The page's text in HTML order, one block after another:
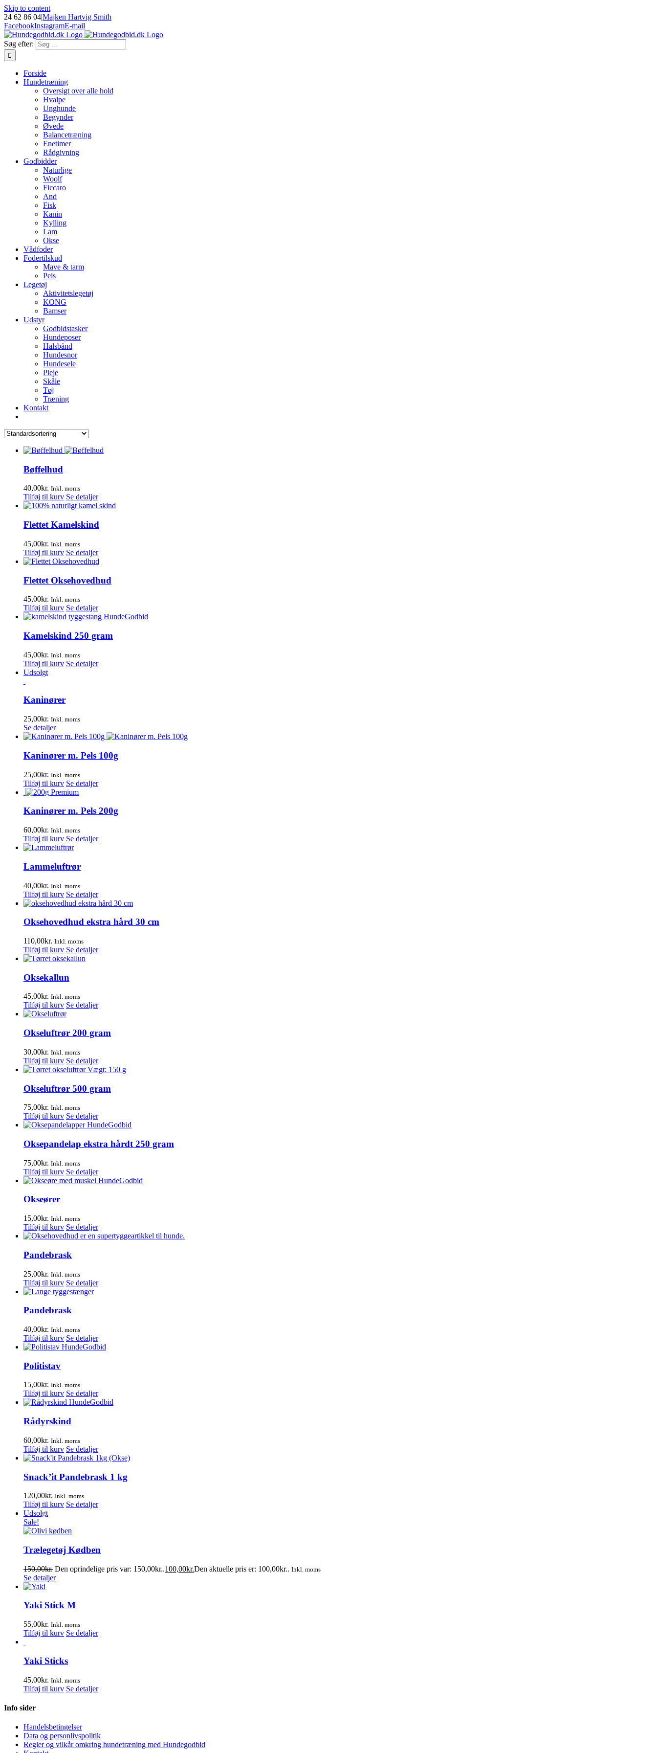
Skip to content
24 62 86 04|Majken Hartvig Smith
FacebookInstagramE-mail
Søg efter:
Forside
Hundetræning
Oversigt over alle hold
Hvalpe
Unghunde
Begynder
Øvede
Balancetræning
Enetimer
Rådgivning
Godbidder
Naturlige
Woolf
Ficcaro
And
Fisk
Kanin
Kylling
Lam
Okse
Vådfoder
Fodertilskud
Mave & tarm
Pels
Legetøj
Aktivitetslegetøj
KONG
Bamser
Udstyr
Godbidstasker
Hundeposer
Halsbånd
Hundesnor
Hundesele
Pleje
Skåle
Tøj
Træning
Kontakt
Bøffelhud
40,00kr. Inkl. moms
Tilføj til kurv Se detaljer
Flettet Kamelskind
45,00kr. Inkl. moms
Tilføj til kurv Se detaljer
Flettet Oksehovedhud
45,00kr. Inkl. moms
Tilføj til kurv Se detaljer
Kamelskind 250 gram
45,00kr. Inkl. moms
Tilføj til kurv Se detaljer
Udsolgt
Kaninører
25,00kr. Inkl. moms
Se detaljer
Kaninører m. Pels 100g
25,00kr. Inkl. moms
Tilføj til kurv Se detaljer
Kaninører m. Pels 200g
60,00kr. Inkl. moms
Tilføj til kurv Se detaljer
Lammeluftrør
40,00kr. Inkl. moms
Tilføj til kurv Se detaljer
Oksehovedhud ekstra hård 30 cm
110,00kr. Inkl. moms
Tilføj til kurv Se detaljer
Oksekallun
45,00kr. Inkl. moms
Tilføj til kurv Se detaljer
Okseluftrør 200 gram
30,00kr. Inkl. moms
Tilføj til kurv Se detaljer
Okseluftrør 500 gram
75,00kr. Inkl. moms
Tilføj til kurv Se detaljer
Oksepandelap ekstra hårdt 250 gram
75,00kr. Inkl. moms
Tilføj til kurv Se detaljer
Okseører
15,00kr. Inkl. moms
Tilføj til kurv Se detaljer
Pandebrask
25,00kr. Inkl. moms
Tilføj til kurv Se detaljer
Pandebrask
40,00kr. Inkl. moms
Tilføj til kurv Se detaljer
Politistav
15,00kr. Inkl. moms
Tilføj til kurv Se detaljer
Rådyrskind
60,00kr. Inkl. moms
Tilføj til kurv Se detaljer
Snack’it Pandebrask 1 kg
120,00kr. Inkl. moms
Tilføj til kurv Se detaljer
Udsolgt
Sale!
Trælegetøj Kødben
150,00kr. Den oprindelige pris var: 150,00kr..100,00kr.Den aktuelle pris er: 100,00kr.. Inkl. moms
Se detaljer
Yaki Stick M
55,00kr. Inkl. moms
Tilføj til kurv Se detaljer
Yaki Sticks
45,00kr. Inkl. moms
Tilføj til kurv Se detaljer
Info sider
Handelsbetingelser
Data og personlivspolitik
Regler og vilkår omkring hundetræning med Hundegodbid